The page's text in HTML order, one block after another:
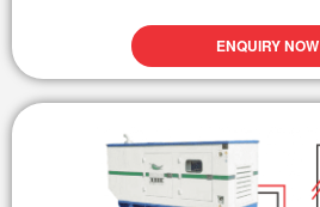
ENQUIRY NOW